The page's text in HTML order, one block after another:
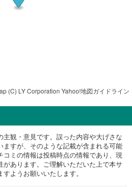
(C) LY Corporation Yahoo!地図ガイドライン
観・意見です。誤った内容や大げさな
ますが、そのような記載が含まれる可能
コミの情報は投稿時点の情報であり、現
あります。ご理解いただいた上で本サ
ようお願いいたします。